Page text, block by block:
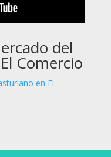
del
Comercio